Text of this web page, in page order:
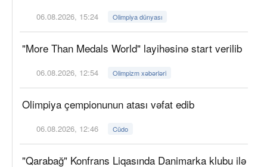
06.08.2026, 15:24 Olimpiya dünyası
"More Than Medals World" layihəsinə start verilib
06.08.2026, 12:54 Olimpizm xəbərləri
Olimpiya çempionunun atası vəfat edib
06.08.2026, 12:46 Cüdo
"Qarabağ" Konfrans Liqasında Danimarka klubu ilə